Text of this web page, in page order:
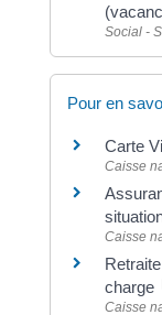
Social -
Pour en
Carte
Caisse
Caisse
charge
Caisse